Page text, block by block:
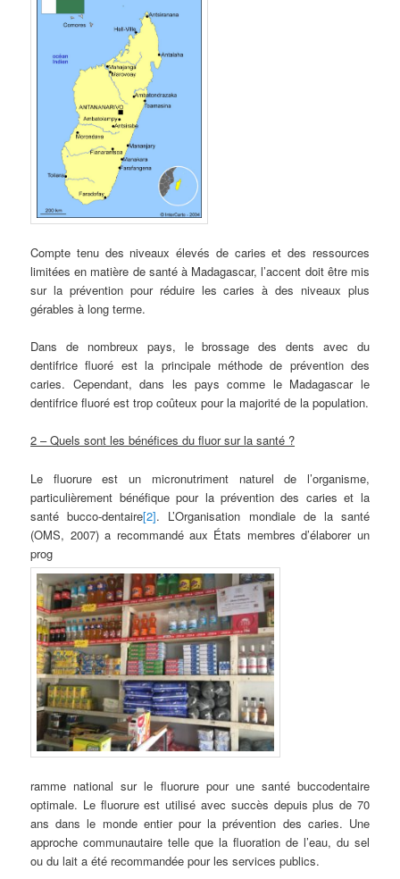
Compte tenu des niveaux élevés de caries et des ressources
limitées en matière de santé à Madagascar, l’accent doit être mis
sur la prévention pour réduire les caries à des niveaux plus
gérables à long terme.
Dans de nombreux pays, le brossage des dents avec du
dentifrice fluoré est la principale méthode de prévention des
caries. Cependant, dans les pays comme le Madagascar le
dentifrice fluoré est trop coûteux pour la majorité de la population.
2 – Quels sont les bénéfices du fluor sur la santé ?
Le fluorure est un micronutriment naturel de l’organisme,
particulièrement bénéfique pour la prévention des caries et la
santé bucco-dentaire[2]. L’Organisation mondiale de la santé
(OMS, 2007) a recommandé aux États membres d’élaborer un
prog
ramme national sur le fluorure pour une santé buccodentaire
optimale. Le fluorure est utilisé avec succès depuis plus de 70
ans dans le monde entier pour la prévention des caries. Une
approche communautaire telle que la fluoration de l’eau, du sel
ou du lait a été recommandée pour les services publics.